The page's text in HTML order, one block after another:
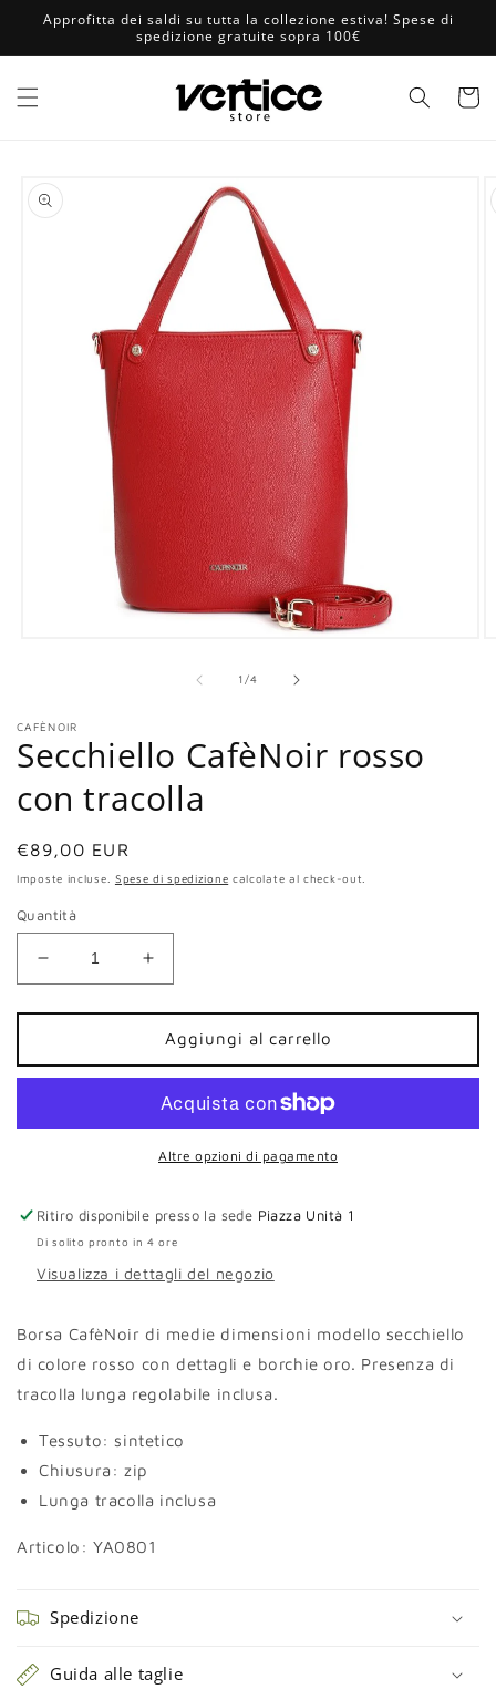
direttamente
Approfitta dei saldi su tutta la collezione estiva! Spese di
spedizione gratuite sopra 100€
Carrello
informazioni
sul prodotto
finestra
modale
1 /su
4
CAFÈNOIR
Secchiello CafèNoir rosso
con tracolla
Prezzo
di
€89,00 EUR
Imposte incluse. Spese di spedizione calcolate al check-out.
Quantità
Diminuisci
quantità
per
CafèNoir
rosso
tracolla
Aumenta
quantità
per
Secchiello
CafèNoir
rosso
con
tracolla
Aggiungi al carrello
Altre opzioni di pagamento
Ritiro disponibile presso la sede Piazza Unità 1
Di solito pronto in 4 ore
Visualizza i dettagli del negozio
Borsa CafèNoir di medie dimensioni modello secchiello
di colore rosso con dettagli e borchie oro. Presenza di
tracolla lunga regolabile inclusa.
Tessuto: sintetico
Chiusura: zip
Lunga tracolla inclusa
Articolo: YA0801
Spedizione
Guida alle taglie